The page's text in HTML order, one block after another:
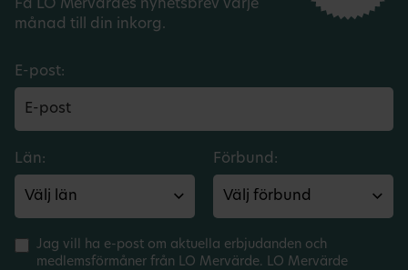
Få LO Mervärdes nyhetsbrev varje
månad till din inkorg.
E-post:
Län: Förbund:
Jag vill ha e-post om aktuella erbjudanden och
medlemsförmåner från LO Mervärde. LO Mervärde